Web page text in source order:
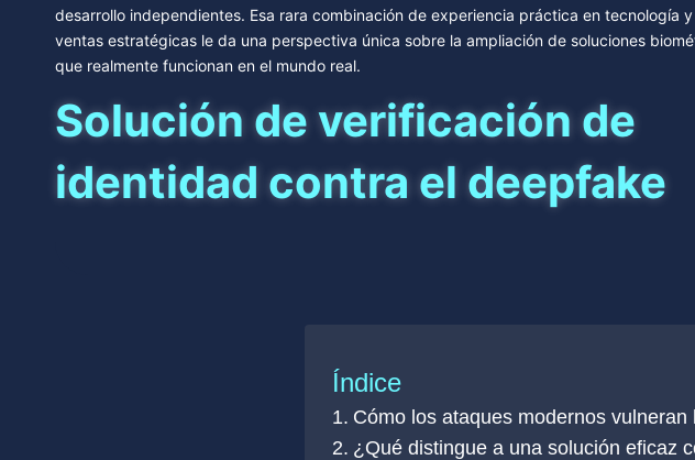
desarrollo independientes. Esa rara combinación de experiencia práctica en tecnología y
ventas estratégicas le da una perspectiva única sobre la ampliación de soluciones
que realmente funcionan en el mundo real.
Solución de verificación de
identidad contra el deepfake
Índice
Cómo los ataques modernos
¿Qué distingue a una solución eficaz